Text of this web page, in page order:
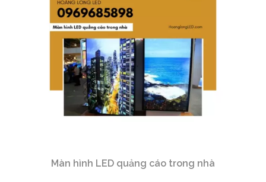
Màn hình LED quảng cáo trong nhà